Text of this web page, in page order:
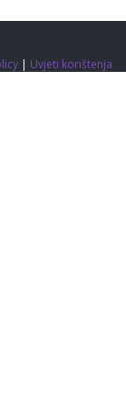
| Uvjeti korištenja